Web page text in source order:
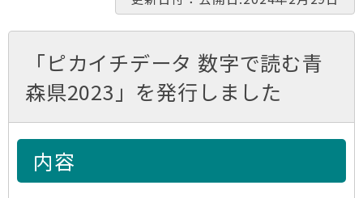
「ピカイチデータ 数字で読む青
森県2023」を発行しました
内容